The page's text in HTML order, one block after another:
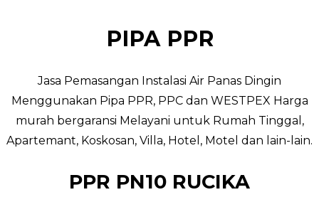
PIPA PPR
Jasa Pemasangan Instalasi Air Panas Dingin
Menggunakan Pipa PPR, PPC dan WESTPEX Harga
murah bergaransi Melayani untuk Rumah Tinggal,
Apartemant, Koskosan, Villa, Hotel, Motel dan lain-lain.
PPR PN10 RUCIKA